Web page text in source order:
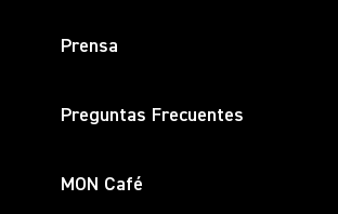
Prensa
Preguntas Frecuentes
MON Café